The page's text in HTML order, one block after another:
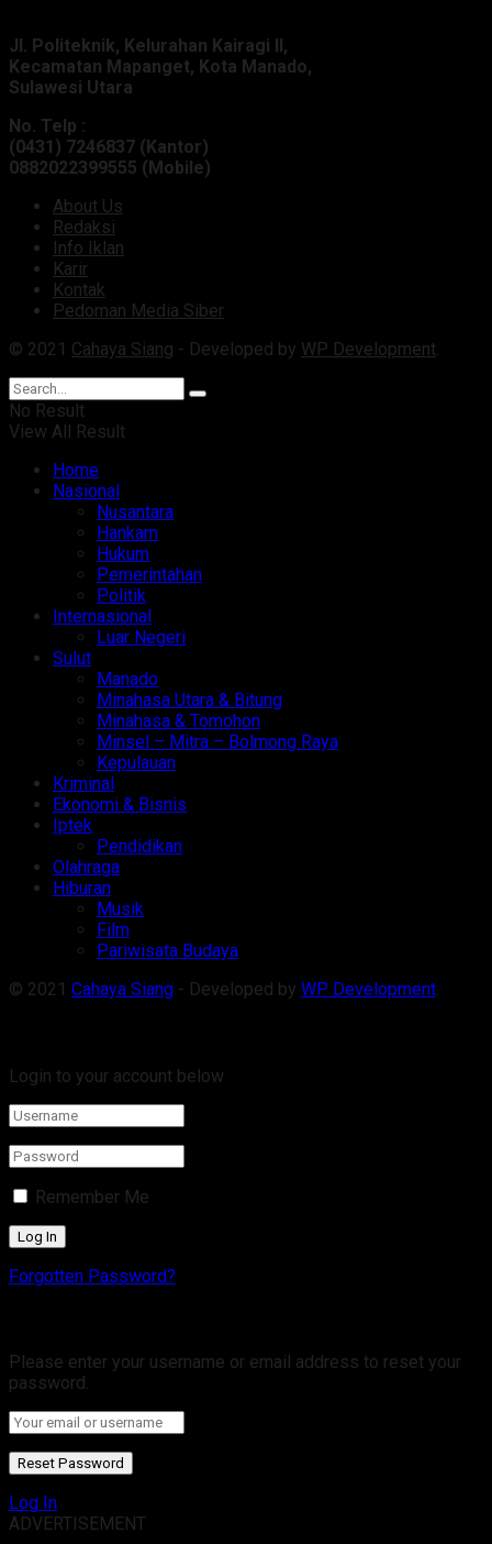
Jl. Politeknik, Kelurahan Kairagi II,
Kecamatan Mapanget, Kota Manado,
Sulawesi Utara
No. Telp :
(0431) 7246837 (Kantor)
0882022399555 (Mobile)
About Us
Redaksi
Info Iklan
Karir
Kontak
Pedoman Media Siber
© 2021 Cahaya Siang - Developed by WP Development.
No Result
View All Result
Home
Nasional
Nusantara
Hankam
Hukum
Pemerintahan
Politik
Internasional
Luar Negeri
Sulut
Manado
Minahasa Utara & Bitung
Minahasa & Tomohon
Minsel – Mitra – Bolmong Raya
Kepulauan
Kriminal
Ekonomi & Bisnis
Iptek
Pendidikan
Olahraga
Hiburan
Musik
Film
Pariwisata Budaya
© 2021 Cahaya Siang - Developed by WP Development.
Login to your account below
Remember Me
Forgotten Password?
Please enter your username or email address to reset your
password.
Log In
ADVERTISEMENT